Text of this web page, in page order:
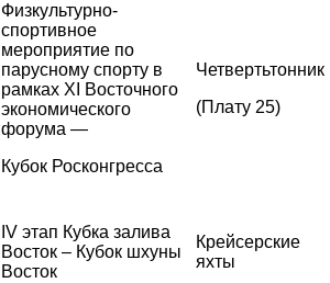
Физкультурно-
спортивное
мероприятие по
парусному спорту в
рамках XI Восточного
экономического
форума —
Кубок Росконгресса
Четвертьтонник
(Плату 25)
IV этап Кубка залива
Восток – Кубок шхуны
Восток
Крейсерские
яхты